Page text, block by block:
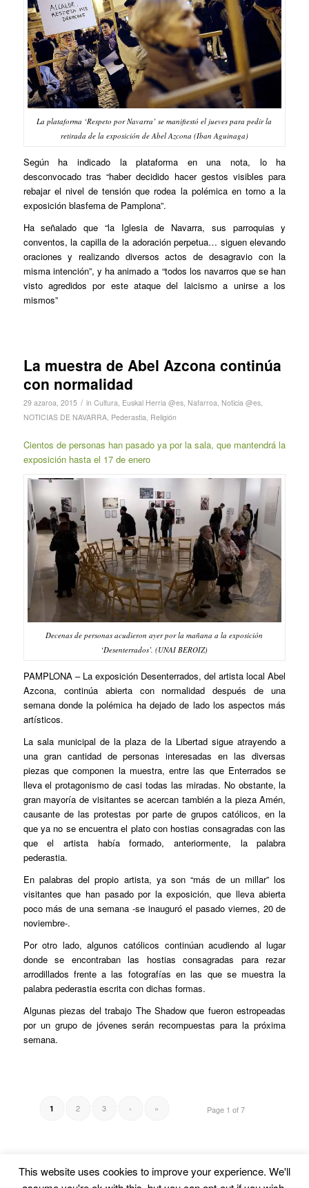
La plataforma ‘Respeto por Navarra’ se manifiestó el jueves para pedir la
retirada de la exposición de Abel Azcona (Iban Aguinaga)
Según ha indicado la plataforma en una nota, lo ha
desconvocado tras “haber decidido hacer gestos visibles para
rebajar el nivel de tensión que rodea la polémica en torno a la
exposición blasfema de Pamplona”.
Ha señalado que “la Iglesia de Navarra, sus parroquias y
conventos, la capilla de la adoración perpetua… siguen elevando
oraciones y realizando diversos actos de desagravio con la
misma intención”, y ha animado a “todos los navarros que se han
visto agredidos por este ataque del laicismo a unirse a los
mismos”
La muestra de Abel Azcona continúa
con normalidad
29 azaroa, 2015 / in Cultura, Euskal Herria @es, Nafarroa, Noticia @es,
NOTICIAS DE NAVARRA, Pederastia, Religión
Cientos de personas han pasado ya por la sala, que mantendrá la
exposición hasta el 17 de enero
Decenas de personas acudieron ayer por la mañana a la exposición
‘Desenterrados’. (UNAI BEROIZ)
PAMPLONA – La exposición Desenterrados, del artista local Abel
Azcona, continúa abierta con normalidad después de una
semana donde la polémica ha dejado de lado los aspectos más
artísticos.
La sala municipal de la plaza de la Libertad sigue atrayendo a
una gran cantidad de personas interesadas en las diversas
piezas que componen la muestra, entre las que Enterrados se
lleva el protagonismo de casi todas las miradas. No obstante, la
gran mayoría de visitantes se acercan también a la piezaAmén,
causante de las protestas por parte de grupos católicos, en la
que ya no se encuentra el plato con hostias consagradas con las
que el artista había formado, anteriormente, la palabra
pederastia.
En palabras del propio artista, ya son “más de un millar” los
visitantes que han pasado por la exposición, que lleva abierta
poco más de una semana -se inauguró el pasado viernes, 20 de
noviembre-.
Por otro lado, algunos católicos continúan acudiendo al lugar
donde se encontraban las hostias consagradas para rezar
arrodillados frente a las fotografías en las que se muestra la
palabra pederastia escrita con dichas formas.
Algunas piezas del trabajo The Shadowque fueron estropeadas
por un grupo de jóvenes serán recompuestas para la próxima
semana.
Page 1 of 7
1 2 3 › »
This website uses cookies to improve your experience. We'll